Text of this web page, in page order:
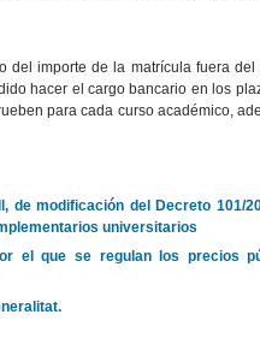
del importe de la matrícula fuera
hacer el cargo bancario en los
para cada curso académico,
de modificación del Decreto 101/
universitarios
el que se regulan los precios